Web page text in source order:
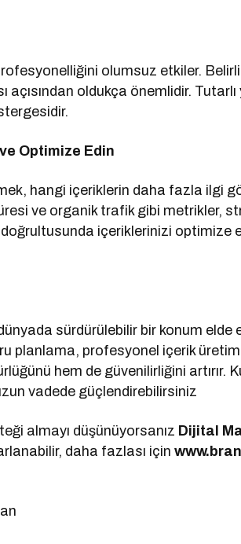
olumsuz etkiler. Belirli
oldukça önemlidir. Tutarlı
Optimize Edin
hangi içeriklerin daha fazla ilgi
ve organik trafik gibi metrikler,
içeriklerinizi optimize
sürdürülebilir bir konum elde
planlama, profesyonel içerik
hem de güvenilirliğini artırır.
vadede güçlendirebilirsiniz
almayı düşünüyorsanız Dijital
daha fazlası için